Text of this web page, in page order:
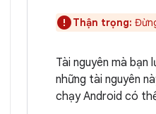
Thận trọng:
Tài nguyên mà
những tài nguyên
chạy Android có